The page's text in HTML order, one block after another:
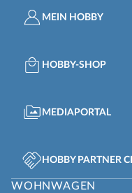
MEIN HOBBY
HOBBY-SHOP
MEDIAPORTAL
HOBBY PARTNER
WOHNWAGEN